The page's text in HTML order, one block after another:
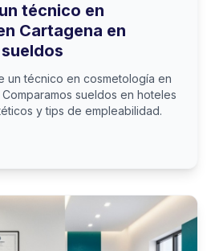
técnico en
Cartagena en
un técnico en cosmetología en
sueldos en hoteles
y tips de empleabilidad.